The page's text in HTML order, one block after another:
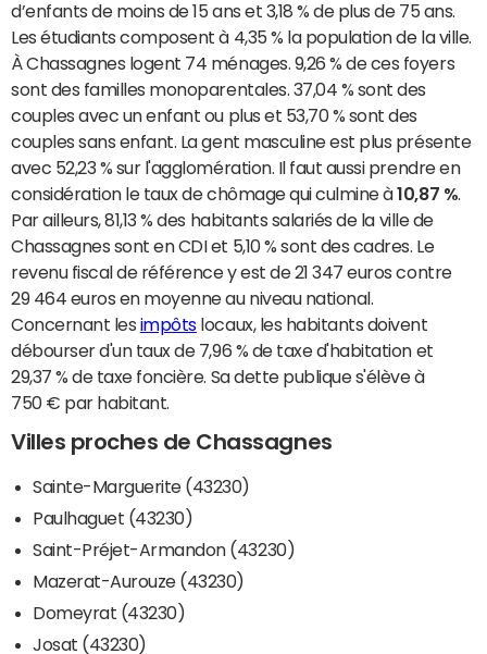
d’enfants de moins de 15 ans et 3,18 % de plus de 75 ans.
Les étudiants composent à 4,35 % la population de la ville.
À Chassagnes logent 74 ménages. 9,26 % de ces foyers
sont des familles monoparentales. 37,04 % sont des
couples avec un enfant ou plus et 53,70 % sont des
couples sans enfant. La gent masculine est plus présente
avec 52,23 % sur l'agglomération. Il faut aussi prendre en
considération le taux de chômage qui culmine à10,87 %
Par ailleurs, 81,13 % des habitants salariés de la ville de
Chassagnes sont en CDI et 5,10 % sont des cadres. Le
revenu fiscal de référence y est de 21 347 euros contre
29 464 euros en moyenne au niveau national.
Concernant les impôtslocaux, les habitants doivent
débourser d'un taux de 7,96 % de taxe d'habitation et
29,37 % de taxe foncière. Sa dette publique s'élève à
750 € par habitant.
Villes proches de Chassagnes
Sainte-Marguerite (43230)
Paulhaguet (43230)
Saint-Préjet-Armandon (43230)
Mazerat-Aurouze (43230)
Domeyrat (43230)
Josat (43230)